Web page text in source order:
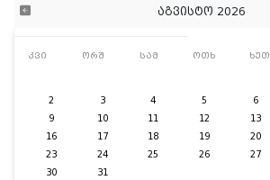
აგვისტო 2026
კვი ორშ სამ ოთხ ხუთ
2
3 4 5 6
9
10 11 12 13
16
17 18 19 20
23
24 25 26 27
30
31